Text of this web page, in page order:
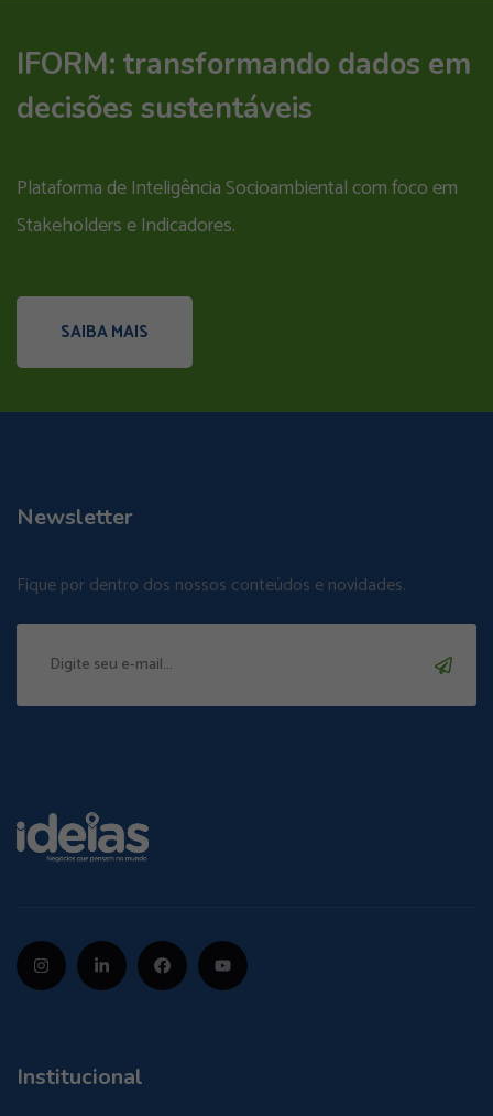
IFORM: transformando dados em
decisões sustentáveis
Plataforma de Inteligência Socioambiental com foco em
Stakeholders e Indicadores.
SAIBA MAIS
Newsletter
Fique por dentro dos nossos conteúdos e novidades.
Institucional